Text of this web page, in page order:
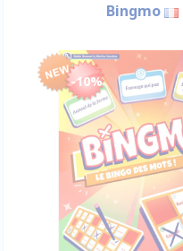
Bingmo
-10%